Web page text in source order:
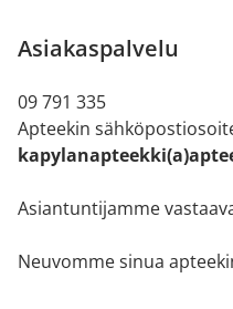
Asiakaspalvelu
09 791 335
Apteekin
Asiantuntijamme
Neuvomme sinua